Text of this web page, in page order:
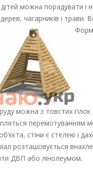
можна порадувати і
дерев, чагарників і
можна з товстих гілок
перемотуванням
стіни є стелею і
розташовується
ДВП або лінолеумом.